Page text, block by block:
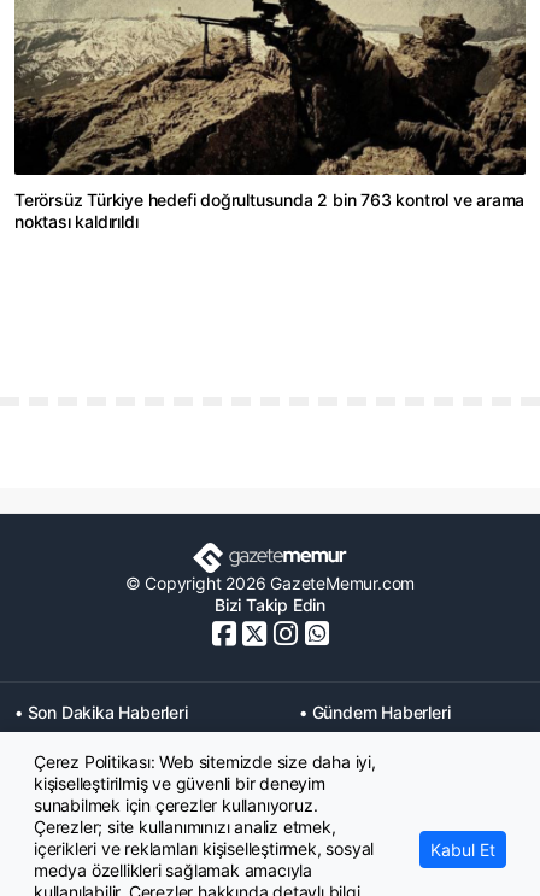
Terörsüz Türkiye hedefi doğrultusunda 2 bin 763 kontrol ve arama
noktası kaldırıldı
© Copyright 2026 GazeteMemur.com
Bizi Takip Edin
• Son Dakika Haberleri
• Gündem Haberleri
• Memurlar Haberleri
• KPSS Haberleri
• Ekonomi Haberleri
• Eğitim Haberleri
• Yaşam Haberleri
• Maaş Verileri Haberleri
• Mahkeme Kararları
Haberleri
Çerez Politikası: Web sitemizde size daha iyi,
kişiselleştirilmiş ve güvenli bir deneyim
sunabilmek için çerezler kullanıyoruz.
Çerezler; site kullanımınızı analiz etmek,
içerikleri ve reklamları kişiselleştirmek, sosyal
medya özellikleri sağlamak amacıyla
kullanılabilir. Çerezler hakkında detaylı bilgi
Kabul Et